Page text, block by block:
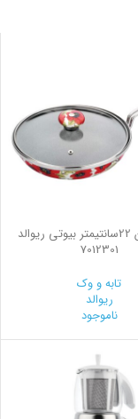
تابه تفلون 22سانتیمتر بیوتی ریوالد
7012301
تابه و وک
ریوالد
ناموجود